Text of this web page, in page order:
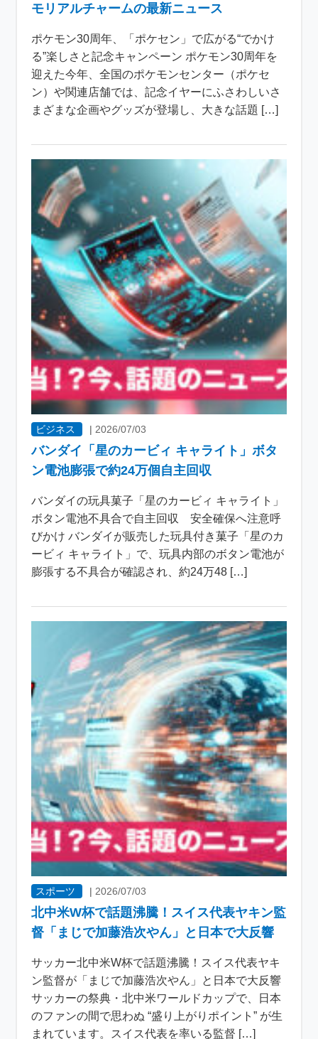
モリアルチャームの最新ニュース
ポケモン30周年、「ポケセン」で広がる“でかけ
る”楽しさと記念キャンペーン ポケモン30周年を
迎えた今年、全国のポケモンセンター（ポケセ
ン）や関連店舗では、記念イヤーにふさわしいさ
まざまな企画やグッズが登場し、大きな話題 […]
ビジネス |2026/07/03
バンダイ「星のカービィ キャライト」ボタ
ン電池膨張で約24万個自主回収
バンダイの玩具菓子「星のカービィ キャライト」
ボタン電池不具合で自主回収 安全確保へ注意呼
びかけ バンダイが販売した玩具付き菓子「星のカ
ービィ キャライト」で、玩具内部のボタン電池が
膨張する不具合が確認され、約24万48 […]
スポーツ |2026/07/03
北中米W杯で話題沸騰！スイス代表ヤキン監
督「まじで加藤浩次やん」と日本で大反響
サッカー北中米W杯で話題沸騰！スイス代表ヤキ
ン監督が「まじで加藤浩次やん」と日本で大反響
サッカーの祭典・北中米ワールドカップで、日本
のファンの間で思わぬ “盛り上がりポイント” が生
まれています。スイス代表を率いる監督 […]